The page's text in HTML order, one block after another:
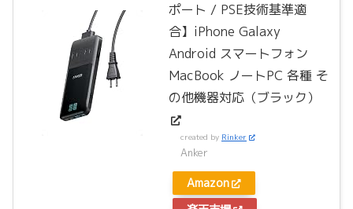
ポート / PSE技術基準適
合】iPhone Galaxy
Android スマートフォン
MacBook ノートPC 各種 そ
の他機器対応（ブラック）
created by Rinker
Anker
Amazon